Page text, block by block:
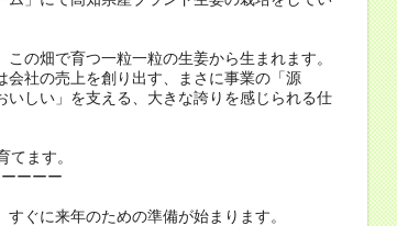
の畑で育つ一粒一粒の生姜から生まれます。
会社の売上を創り出す、まさに事業の「源
いしい」を支える、大きな誇りを感じられる仕
てます。
ーーー
ぐに来年のための準備が始まります。